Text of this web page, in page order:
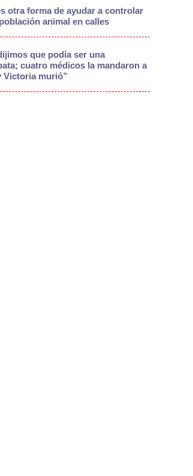
otra forma de ayudar a controlar
animal en calles
que podía ser una
cuatro médicos la mandaron a
Victoria murió”